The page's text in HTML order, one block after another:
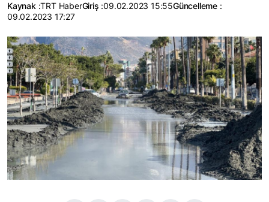
Kaynak :TRT HaberGiriş :09.02.2023 15:55Güncelleme :
09.02.2023 17:27